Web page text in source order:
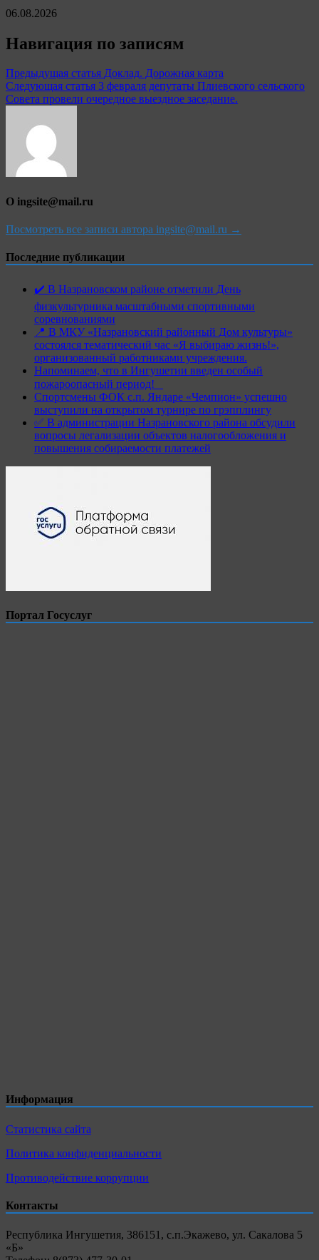
06.08.2026
Навигация по записям
Предыдущая статья Доклад. Дорожная карта
Следующая статья 3 февраля депутаты Плиевского сельского
Совета провели очередное выездное заседание.
О ingsite@mail.ru
Посмотреть все записи автора ingsite@mail.ru →
Последние публикации
✔️ В Назрановском районе отметили День
физкультурника масштабными спортивными
соревнованиями
📍 В МКУ «Назрановский районный Дом культуры»
состоялся тематический час «Я выбираю жизнь!»,
организованный работниками учреждения.
Напоминаем, что в Ингушетии введен особый
пожароопасный период!⁣⁣⠀
Спортсмены ФОК с.п. Яндаре «Чемпион» успешно
выступили на открытом турнире по грэпплингу
✅ В администрации Назрановского района обсудили
вопросы легализации объектов налогообложения и
повышения собираемости платежей
Портал Госуслуг
Информация
Статистика сайта
Политика конфиденциальности
Противодействие коррупции
Контакты
Республика Ингушетия, 386151, с.п.Экажево, ул. Сакалова 5
«Б»